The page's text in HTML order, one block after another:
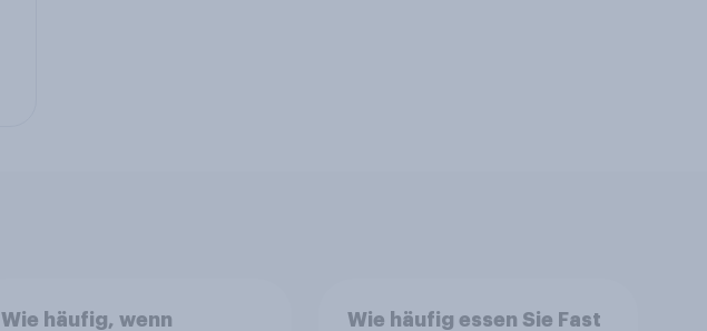
Wie häufig, wenn
Wie häufig essen Sie Fast